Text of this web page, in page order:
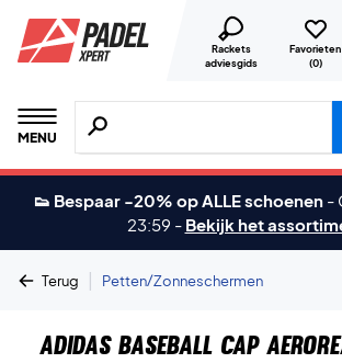
Rackets
adviesgids
Favorieten
(0)
MENU
Zoeken naar producten, merken
👟 Bespaar -20% op ALLE schoenen -
23:59 - Bekijk het
Terug | Petten/Zonneschermen
Adidas Baseball Cap